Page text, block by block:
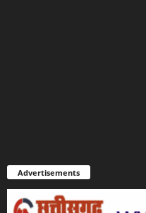
Advertisements